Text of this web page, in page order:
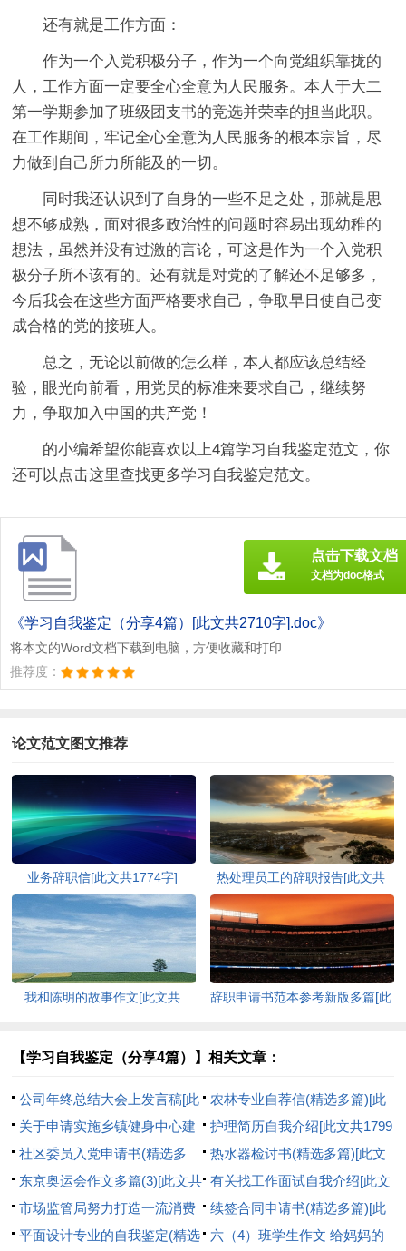
还有就是工作方面：
作为一个入党积极分子，作为一个向党组织靠拢的
人，工作方面一定要全心全意为人民服务。本人于大二
第一学期参加了班级团支书的竞选并荣幸的担当此职。
在工作期间，牢记全心全意为人民服务的根本宗旨，尽
力做到自己所力所能及的一切。
同时我还认识到了自身的一些不足之处，那就是思
想不够成熟，面对很多政治性的问题时容易出现幼稚的
想法，虽然并没有过激的言论，可这是作为一个入党积
极分子所不该有的。还有就是对党的了解还不足够多，
今后我会在这些方面严格要求自己，争取早日使自己变
成合格的党的接班人。
总之，无论以前做的怎么样，本人都应该总结经
验，眼光向前看，用党员的标准来要求自己，继续努
力，争取加入中国的共产党！
的小编希望你能喜欢以上4篇学习自我鉴定范文，你
还可以点击这里查找更多学习自我鉴定范文。
《学习自我鉴定（分享4篇）[此文共2710字].doc》
将本文的Word文档下载到电脑，方便收藏和打印
推荐度：
点击下载文档
文档为doc格式
论文范文图文推荐
业务辞职信[此文共1774字]
热处理员工的辞职报告[此文共
2540字]
我和陈明的故事作文[此文共
辞职申请书范本参考新版多篇[此
【学习自我鉴定（分享4篇）】相关文章：
公司年终总结大会上发言稿[此
文共7776字]
农林专业自荐信(精选多篇)[此
文共6754字]
关于申请实施乡镇健身中心建
设项目的报告[此文共1237字]
护理简历自我介绍[此文共1799
字]
社区委员入党申请书(精选多
篇)[此文共8558字]
热水器检讨书(精选多篇)[此文
共9015字]
东京奥运会作文多篇(3)[此文共
1519字]
有关找工作面试自我介绍[此文
共1624字]
市场监管局努力打造一流消费
维权品牌纪实[此文共3409字]
续签合同申请书(精选多篇)[此
文共3258字]
平面设计专业的自我鉴定(精选 六（4）班学生作文 给妈妈的